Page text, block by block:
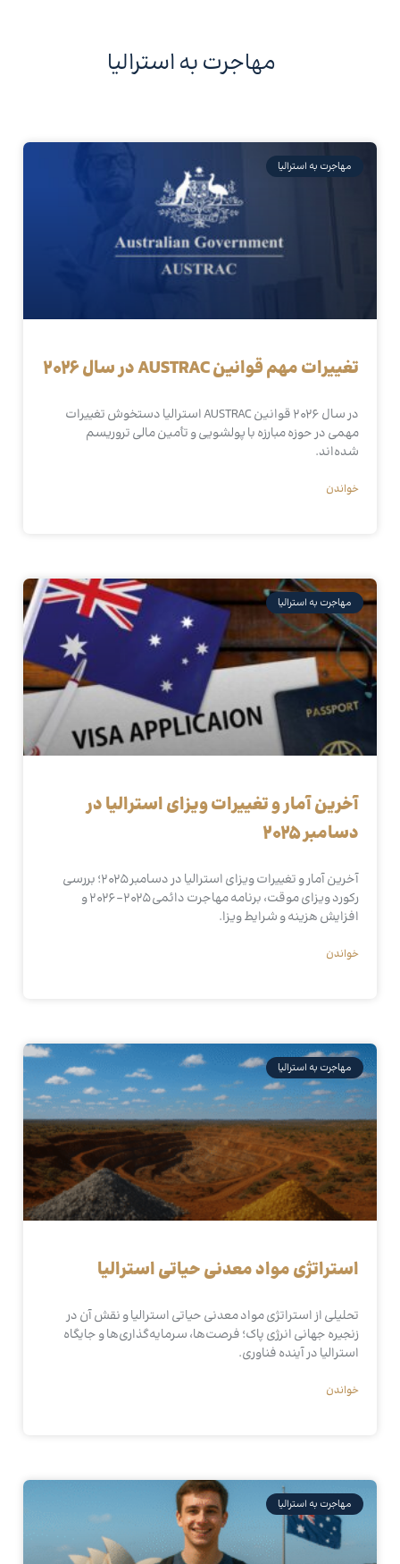
مهاجرت به استرالیا
مهاجرت به استرالیا
تغییرات مهم قوانین AUSTRAC در سال ۲۰۲۶
در سال ۲۰۲۶ قوانین AUSTRAC استرالیا دستخوش تغییرات
مهمی در حوزه مبارزه با پولشویی و تأمین مالی تروریسم
شده‌اند.
خواندن
مهاجرت به استرالیا
آخرین آمار و تغییرات ویزای استرالیا در
دسامبر ۲۰۲۵
آخرین آمار و تغییرات ویزای استرالیا در دسامبر ۲۰۲۵؛ بررسی
رکورد ویزای موقت، برنامه مهاجرت دائمی ۲۰۲۵–۲۰۲۶ و
افزایش هزینه و شرایط ویزا.
خواندن
مهاجرت به استرالیا
استراتژی مواد معدنی حیاتی استرالیا
تحلیلی از استراتژی مواد معدنی حیاتی استرالیا و نقش آن در
زنجیره جهانی انرژی پاک؛ فرصت‌ها، سرمایه‌گذاری‌ها و جایگاه
استرالیا در آینده فناوری.
خواندن
مهاجرت به استرالیا